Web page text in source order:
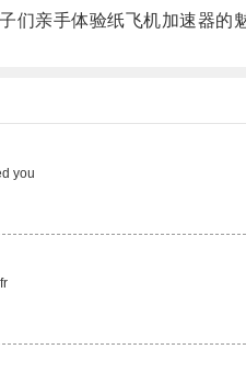
亲手体验纸飞机加速器的魅
you